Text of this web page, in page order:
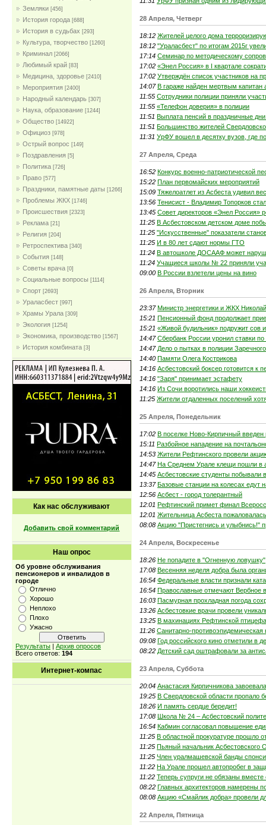
Земляки [456]
История города [688]
История в судьбах [293]
Культура, творчество [1260]
Криминал [2066]
Любимый край [83]
Медицина, здоровье [2410]
Мероприятия [2400]
Народный календарь [307]
Наука, образование [1244]
Общество [14922]
Официоз [978]
Острый вопрос [149]
Поздравления [5]
Политика [726]
Право [577]
Праздники, памятные даты [1266]
Проблемы ЖКХ [1746]
Проиcшествия [2323]
Реклама [21]
Религия [204]
Ретроспектива [340]
События [148]
Советы врача [0]
Социальные вопросы [1114]
Спорт [2693]
Ураласбест [997]
Храмы Урала [309]
Экология [1254]
Экономика, производство [1567]
История комбината [3]
Как нас обслуживают
Добавить свой комментарий
Наш опрос
Об уровне обслуживания
пенсионеров и инвалидов в
городе
Отлично
Хорошо
Неплохо
Плохо
Ужасно
Результаты | Архив опросов
Всего ответов: 194
Интернет-компас
28 Апреля, Четверг
18:12 Жителей целого дома
18:12 "Ураласбест" по итогам 2015г
17:14 Семинар по методическому
17:02 «Энел Россия» в I квартале
17:02 Утверждён список участников на
14:07 В гараже найден мертвым капитан
11:55 Сотрудники полиции приняли
11:55 «Телефон доверия» в полиции
11:51 Выплата пенсий в праздничные
11:51 Большинство жителей
11:31 УрФУ вошел в десятку вузов, где
27 Апреля, Среда
16:52 Конкурс военно-патриотической
15:22 План первомайских мероприятий
15:09 Тяжелоатлет из Асбеста удивил
13:56 Тенисист - Владимир Топорков
13:45 Совет директоров «Энел Россия»
11:25 В Асбестовском детском доме
11:25 "Искусственные" показатели
11:25 И в 80 лет сдают нормы ГТО
11:24 В автошколе ДОСААФ может
11:24 Учащиеся школы № 22 приняли
09:00 В России взлетели цены на вино
26 Апреля, Вторник
23:37 Министр энергетики и ЖКХ
15:21 Пенсионный фонд продолжает
15:21 «Живой будильник» подружит сов
14:47 Сбербанк России уронил ставки
14:47 Дело о пытках в полиции
14:40 Памяти Олега Кострикова
14:16 Асбестовский боксер готовится к
14:16 "Заря" принимает эстафету
14:16 Из Сочи воротились наши
11:25 Жители отдаленных поселений
25 Апреля, Понедельник
17:02 В поселке Ново-Кирпичный
15:11 Разбойное нападение на
14:53 Жители Рефтинского провели
14:47 На Среднем Урале клещи пошли в
14:45 Асбестовские студенты побывали
13:37 Базовые станции на колесах едут
12:56 Асбест - город толерантный
12:01 Рефтинский примет финал
12:01 Жительница Асбеста
08:08 Акцию "Пристегнись и улыбнись!"
24 Апреля, Воскресенье
18:26 Не попадите в "Огненную ловушку"
17:08 Весенняя неделя добра была
16:54 Федеральные власти признали
16:54 Православные отмечают Вербное
16:03 Пасмурная прохладная погода
13:26 Асбестовкие врачи провели
13:25 В махинациях Рефтинской
11:26 Санитарно-противоэпидемическая
09:08 Год российского кино отметили в
08:22 Детский сад оштрафовали за
23 Апреля, Суббота
20:04 Анастасия Кирпичникова
19:25 В Свердловской области пропало
18:26 И память сердце бередит!
17:08 Школа № 24 – Асбестовский
16:54 Кабмин согласовал повышение
11:25 В областной прокуратуре прошло
11:25 Пьяный начальник Асбестовского
11:25 Член уралмашевской банды
11:22 На Урале прошел автопробег в
11:22 Теперь супруги не обязаны
08:22 Главных архитекторов намерены
08:08 Акцию «Смайлик добра» провели
22 Апреля, Пятница